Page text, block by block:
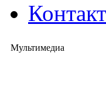
Мультимедиа